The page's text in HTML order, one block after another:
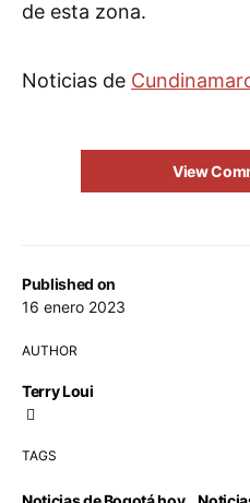
Published on
16 enero 2023
AUTHOR
Terry Loui
TAGS
de esta zona.
Noticias de
View